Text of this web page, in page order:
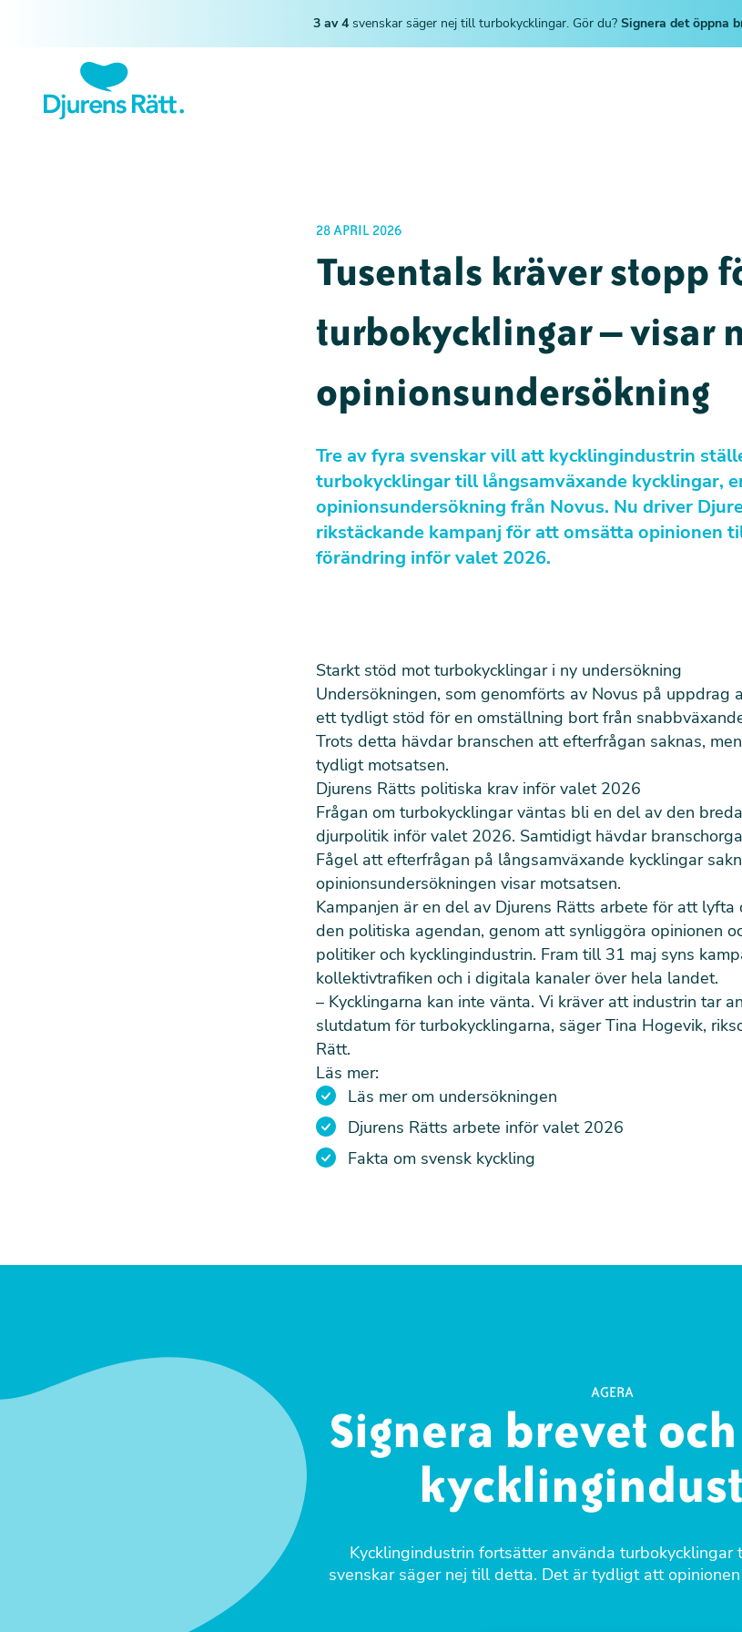
3 av 4 svenskar säger nej till turbokycklingar. Gör du? Signera det öppna
28 APRIL 2026
Tusentals kräver stopp
turbokycklingar – visar
opinionsundersökning
Tre av fyra svenskar vill att kycklingindustrin
turbokycklingar till långsamväxande kycklingar,
opinionsundersökning från Novus. Nu driver
rikstäckande kampanj för att omsätta opinionen
förändring inför valet 2026.
Starkt stöd mot turbokycklingar i ny undersökning
Undersökningen, som genomförts av Novus på uppdrag
ett tydligt stöd för en omställning bort från
Trots detta hävdar branschen att efterfrågan saknas,
tydligt motsatsen.
Djurens Rätts politiska krav inför valet 2026
Frågan om turbokycklingar väntas bli en del av den
djurpolitik inför valet 2026. Samtidigt hävdar
Fågel att efterfrågan på långsamväxande kycklingar
opinionsundersökningen visar motsatsen.
Kampanjen är en del av Djurens Rätts arbete för att
den politiska agendan, genom att synliggöra opinionen
politiker och kycklingindustrin. Fram till 31 maj syns
kollektivtrafiken och i digitala kanaler över hela landet.
– Kycklingarna kan inte vänta. Vi kräver att industrin tar
slutdatum för turbokycklingarna, säger Tina Hogevik,
Rätt.
Läs mer:
Läs mer om undersökningen
Djurens Rätts arbete inför valet 2026
Fakta om svensk kyckling
AGERA
Signera brevet
Kycklingindustrin fortsätter använda turbokycklingar
svenskar säger nej till detta. Det är tydligt att